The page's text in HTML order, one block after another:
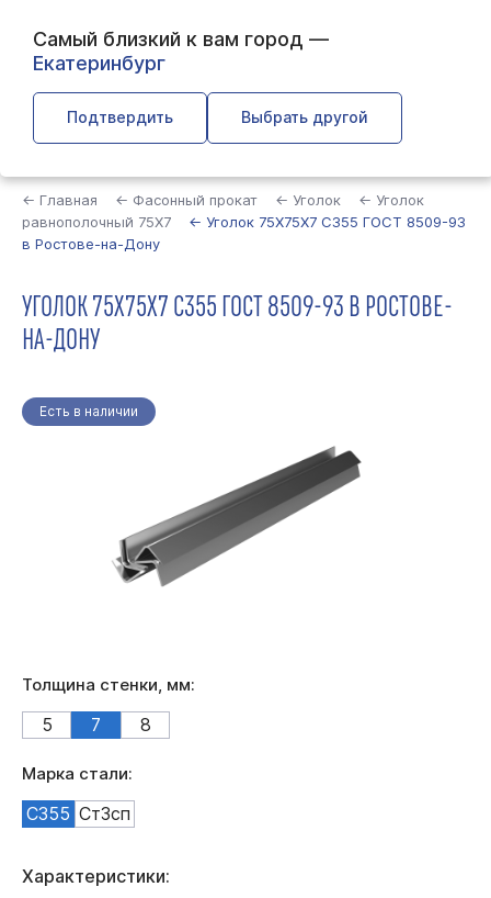
Самый близкий к вам город —
Екатеринбург
Подтвердить Выбрать другой
← Главная ← Фасонный прокат ← Уголок
← Уголок
равнополочный 75Х7
← Уголок 75Х75Х7 С355 ГОСТ 8509-93
в Ростове-на-Дону
УГОЛОК 75Х75Х7 С355 ГОСТ 8509-93 В РОСТОВЕ-
НА-ДОНУ
Есть в наличии
Толщина стенки, мм:
5 7 8
Марка стали:
С355 Ст3сп
Характеристики: